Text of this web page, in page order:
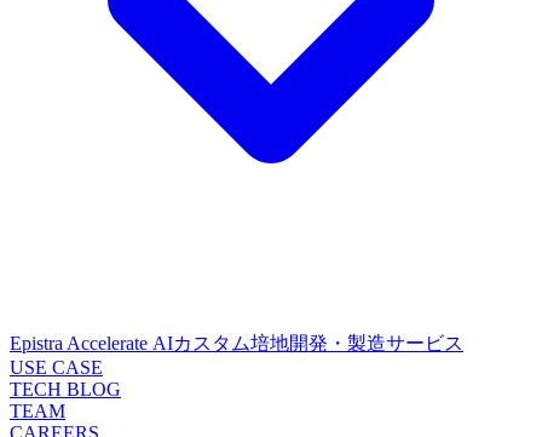
Epistra Accelerate AIカスタム培地開発・製造サービス
USE CASE
TECH BLOG
TEAM
CAREERS